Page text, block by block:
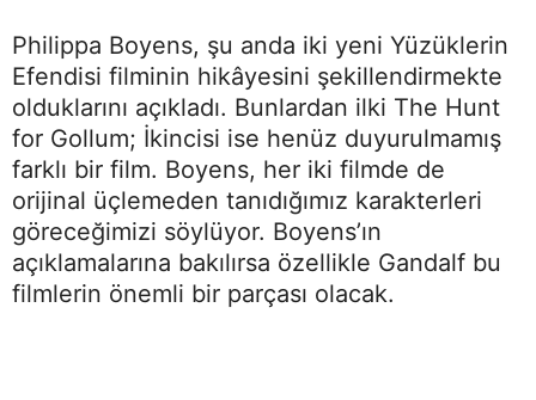
Philippa Boyens, şu anda iki yeni Yüzüklerin
Efendisi filminin hikâyesini şekillendirmekte
olduklarını açıkladı. Bunlardan ilki The Hunt
for Gollum; İkincisi ise henüz duyurulmamış
farklı bir film. Boyens, her iki filmde de
orijinal üçlemeden tanıdığımız karakterleri
göreceğimizi söylüyor. Boyens’ın
açıklamalarına bakılırsa özellikle Gandalf bu
filmlerin önemli bir parçası olacak.